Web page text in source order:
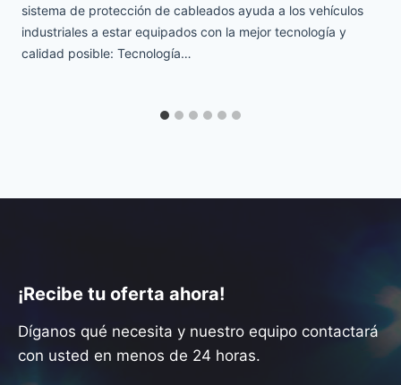
individuales contra fuerzas mecánicas. Las punteras de
protección ofrecen muchas…
¡Recibe tu oferta ahora!
Díganos qué necesita y nuestro equipo contactará
con usted en menos de 24 horas.